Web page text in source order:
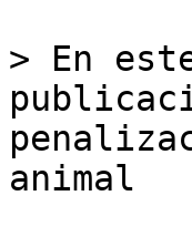
> En
animal